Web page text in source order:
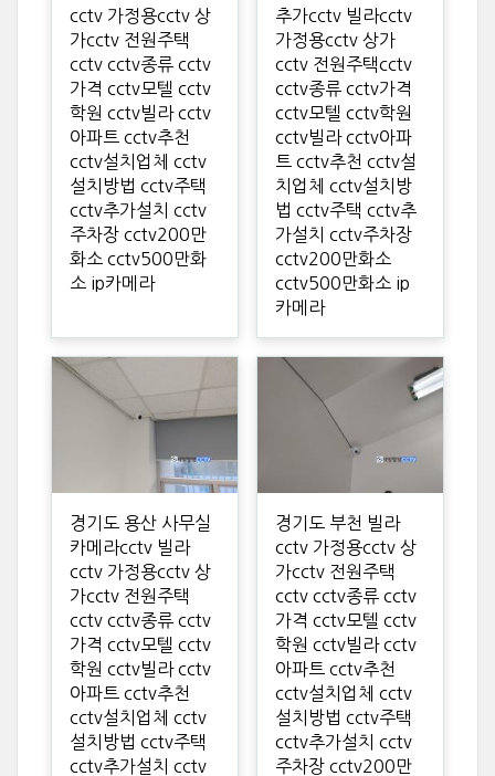
cctv 가정용cctv 상
가cctv 전원주택
cctv cctv종류 cctv
가격 cctv모텔 cctv
학원 cctv빌라 cctv
아파트 cctv추천
cctv설치업체 cctv
설치방법 cctv주택
cctv추가설치 cctv
주차장 cctv200만
화소 cctv500만화
소 ip카메라
추가cctv 빌라cctv
가정용cctv 상가
cctv 전원주택cctv
cctv종류 cctv가격
cctv모텔 cctv학원
cctv빌라 cctv아파
트 cctv추천 cctv설
치업체 cctv설치방
법 cctv주택 cctv추
가설치 cctv주차장
cctv200만화소
cctv500만화소 ip
카메라
경기도 용산 사무실
카메라cctv 빌라
cctv 가정용cctv 상
가cctv 전원주택
cctv cctv종류 cctv
가격 cctv모텔 cctv
학원 cctv빌라 cctv
아파트 cctv추천
cctv설치업체 cctv
설치방법 cctv주택
cctv추가설치 cctv
경기도 부천 빌라
cctv 가정용cctv 상
가cctv 전원주택
cctv cctv종류 cctv
가격 cctv모텔 cctv
학원 cctv빌라 cctv
아파트 cctv추천
cctv설치업체 cctv
설치방법 cctv주택
cctv추가설치 cctv
주차장 cctv200만